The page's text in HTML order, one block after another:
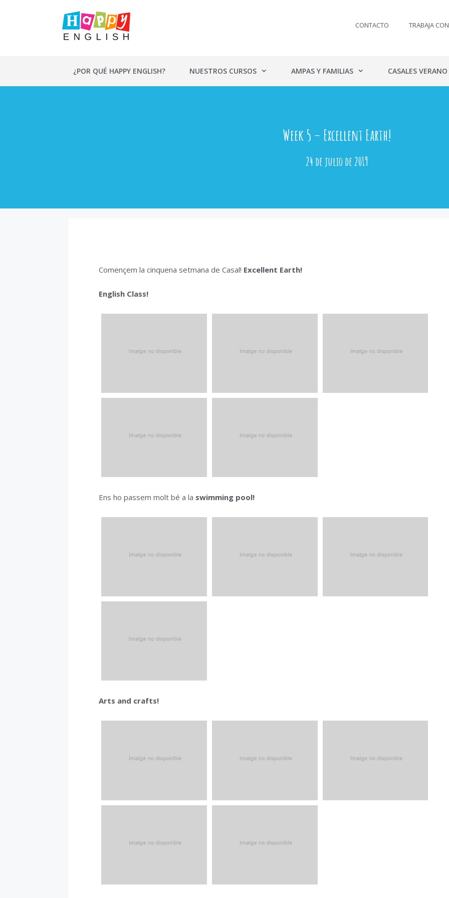
CONTACTO TRABAJA
¿POR QUÉ HAPPY ENGLISH? NUESTROS CURSOS AMPAS Y FAMILIAS CASALES
Week 5 – Excellent Earth!
24 de julio de 2019
Començem la cinquena setmana de Casal! Excellent Earth!
English Class!
Ens ho passem molt bé a la swimming pool!
Arts and crafts!